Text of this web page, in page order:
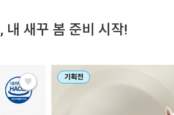
새꾸 봄 준비 시작!
기획전